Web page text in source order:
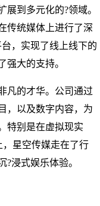
到多元化的?领域。
传统媒体上进行了深
，实现了线上线下的
强大的支持。
凡的才华。公司通过
，以及数字内容，为
特别是在虚拟现实
，星空传媒走在了行
浸式娱乐体验。